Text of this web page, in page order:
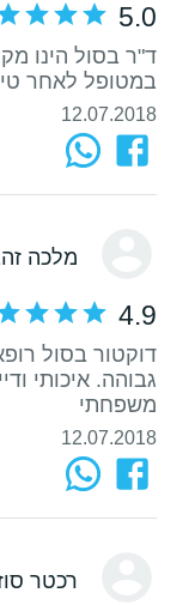
5.0
ד"ר בסול הינו
במטופל לאחר
12.07.2018
מלכה
4.9
דוקטור בסול
גבוהה. איכותי
משפחתי
12.07.2018
רכטר